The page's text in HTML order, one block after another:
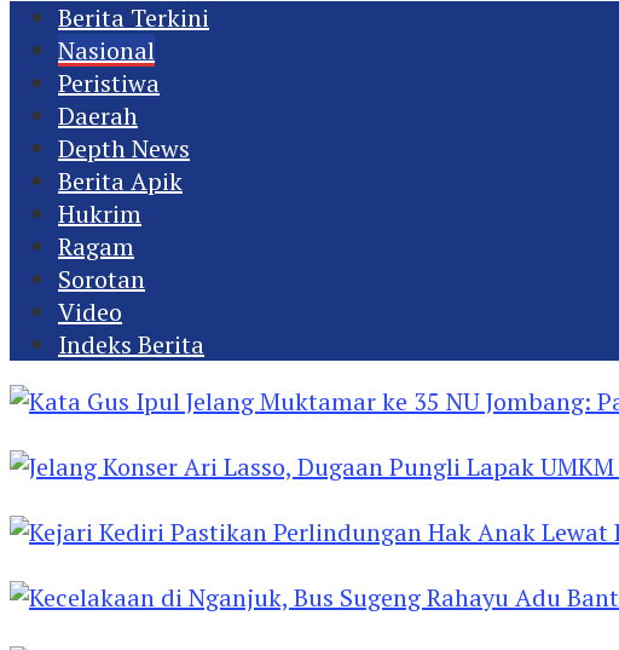
Berita Terkini
Nasional
Peristiwa
Daerah
Depth News
Berita Apik
Hukrim
Ragam
Sorotan
Video
Indeks Berita